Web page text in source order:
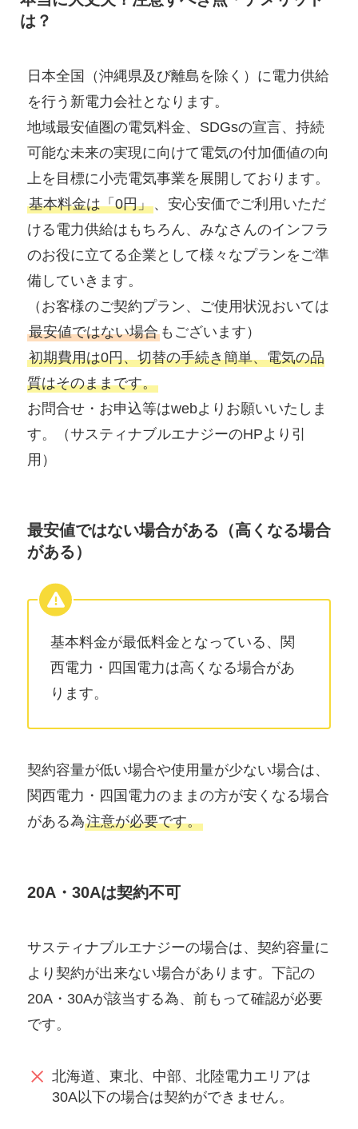
は？
日本全国（沖縄県及び離島を除く）に電力供給
を行う新電力会社となります。
地域最安値圏の電気料金、SDGsの宣言、持続
可能な未来の実現に向けて電気の付加価値の向
上を目標に小売電気事業を展開しております。
基本料金は「0円」、安心安価でご利用いただ
ける電力供給はもちろん、みなさんのインフラ
のお役に立てる企業として様々なプランをご準
備していきます。
（お客様のご契約プラン、ご使用状況おいては
最安値ではない場合もございます）
初期費用は0円、切替の手続き簡単、電気の品
質はそのままです。
お問合せ・お申込等はwebよりお願いいたしま
す。（サスティナブルエナジーのHPより引
用）
最安値ではない場合がある（高くなる場合
がある）
基本料金が最低料金となっている、関
西電力・四国電力は高くなる場合があ
ります。
契約容量が低い場合や使用量が少ない場合は、
関西電力・四国電力のままの方が安くなる場合
がある為注意が必要です。
20A・30Aは契約不可
サスティナブルエナジーの場合は、契約容量に
より契約が出来ない場合があります。下記の
20A・30Aが該当する為、前もって確認が必要
です。
北海道、東北、中部、北陸電力エリアは
30A以下の場合は契約ができません。